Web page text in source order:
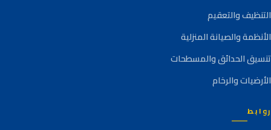
التنظيف والتعقيم
الأنظمة والصيانة المنزلية
تنسيق الحدائق والمسطحات
الأرضيات والرخام
روابط